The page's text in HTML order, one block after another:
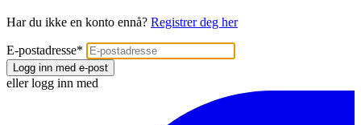
Har du ikke en konto ennå? Registrer deg her
E-postadresse*
Logg inn med e-post
eller logg inn med